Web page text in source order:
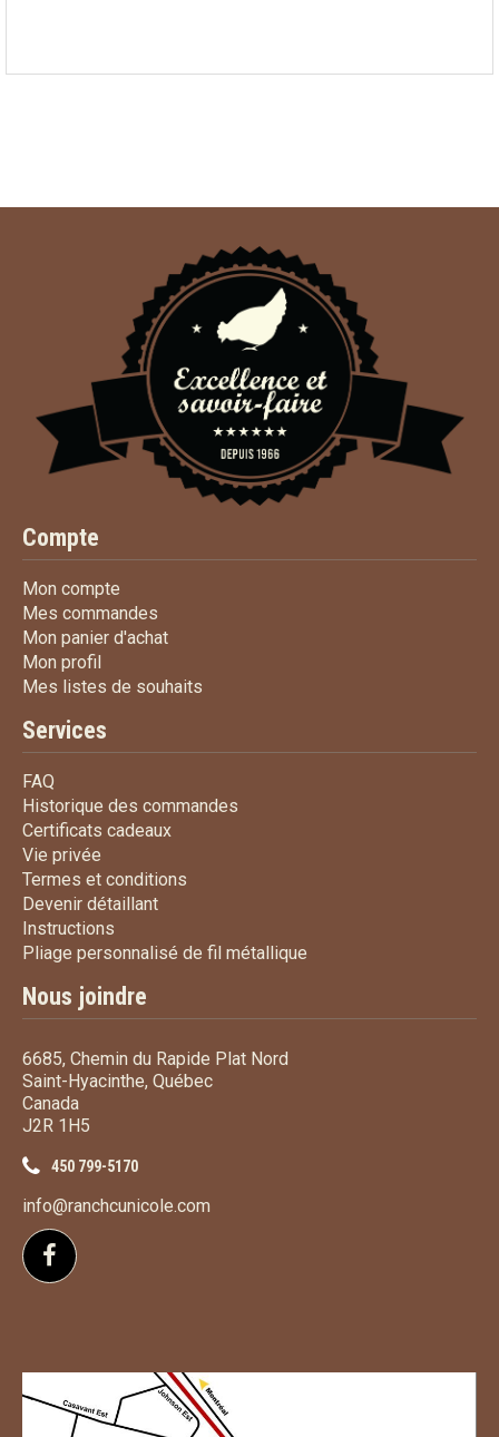
Compte
Mon compte
Mes commandes
Mon panier d'achatMon panier d'achat
Mon profil
Mes listes de souhaits
Services
FAQ
Historique des commandes
Certificats cadeauxCertificats cadeaux
Vie privée
Termes et conditions
Devenir détaillantDevenir détaillant
Instructions
Pliage personnalisé de fil métallique
Nous joindre
6685, Chemin du Rapide Plat Nord
Saint-Hyacinthe, Québec
Canada
J2R 1H5
450 799-5170
info@ranchcunicole.com
Suivez-nous sur Facebook